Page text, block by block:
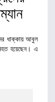
ধাক্কায় আবুল
হয়েছেন। এ